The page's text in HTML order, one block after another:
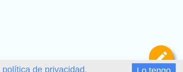
política de privacidad.